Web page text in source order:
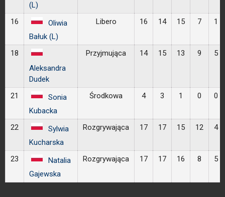
(L)
16
Oliwia
Bałuk (L)
Libero 16 14 15 7 1
18
Aleksandra
Dudek
Przyjmująca 14 15 13 9 5
21
Sonia
Kubacka
Środkowa 4 3 1 0 0
22
Sylwia
Kucharska
Rozgrywająca 17 17 15 12 4
23
Natalia
Gajewska
Rozgrywająca 17 17 16 8 5